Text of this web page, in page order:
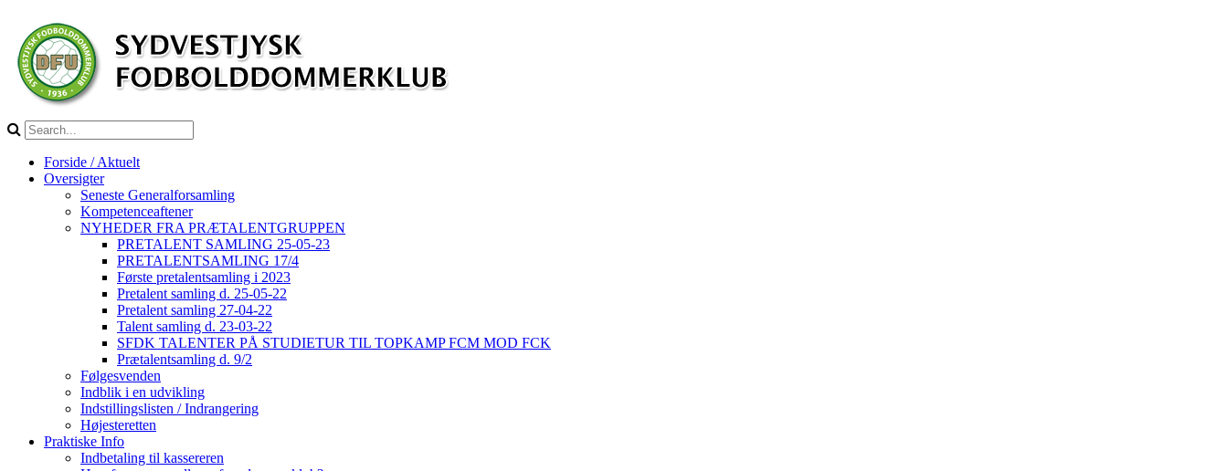
Forside / Aktuelt
Oversigter
Seneste Generalforsamling
Kompetenceaftener
NYHEDER FRA PRÆTALENTGRUPPEN
PRETALENT SAMLING 25-05-23
PRETALENTSAMLING 17/4
Første pretalentsamling i 2023
Pretalent samling d. 25-05-22
Pretalent samling 27-04-22
Talent samling d. 23-03-22
SFDK TALENTER PÅ STUDIETUR TIL TOPKAMP FCM MOD FCK
Prætalentsamling d. 9/2
Følgesvenden
Indblik i en udvikling
Indstillingslisten / Indrangering
Højesteretten
Praktiske Info
Indbetaling til kassereren